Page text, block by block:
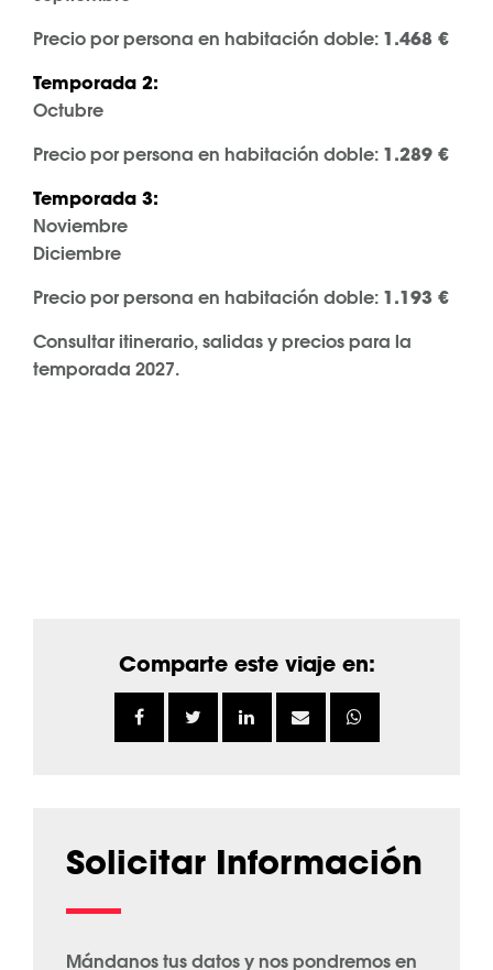
Precio por persona en habitación doble: 1.468 €
Temporada 2:
Octubre
Precio por persona en habitación doble: 1.289 €
Temporada 3:
Noviembre
Diciembre
Precio por persona en habitación doble: 1.193 €
Consultar itinerario, salidas y precios para la
temporada 2027.
Comparte este viaje en:
Solicitar Información
Mándanos tus datos y nos pondremos en